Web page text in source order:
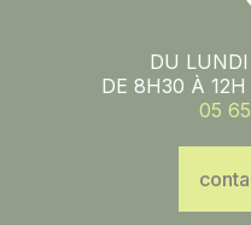
DU
DE 8H30 À
05